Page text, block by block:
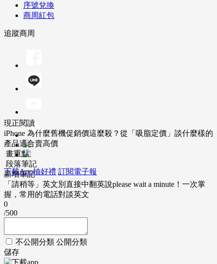
序號兌換
商周紅包
追蹤商周
下載App抽好禮 訂閱電子報
現正閱讀
iPhone 為什麼舊機促銷價這麼殺？從「吸脂定價」談什麼樣的
產品適合賣高價
畫重點
段落筆記
新增筆記
「請稍等」英文別直接中翻英說please wait a minute！一次掌
握，常用的電話對談英文
0
/500
不公開分類 公開分類
儲存